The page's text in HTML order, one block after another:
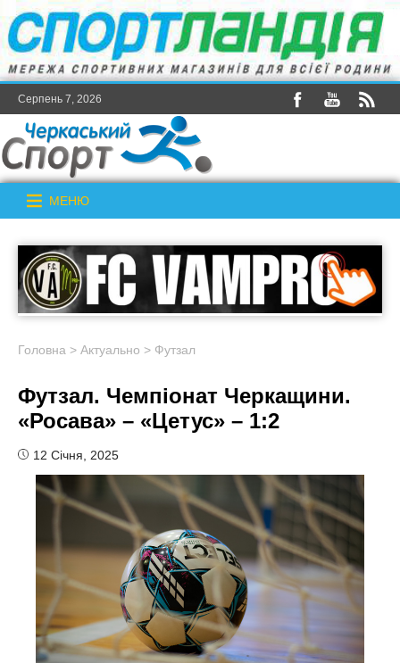
Серпень 7, 2026
МЕНЮ
Головна > Актуально > Футзал
Футзал. Чемпіонат Черкащини.
«Росава» – «Цетус» – 1:2
12 Січня, 2025